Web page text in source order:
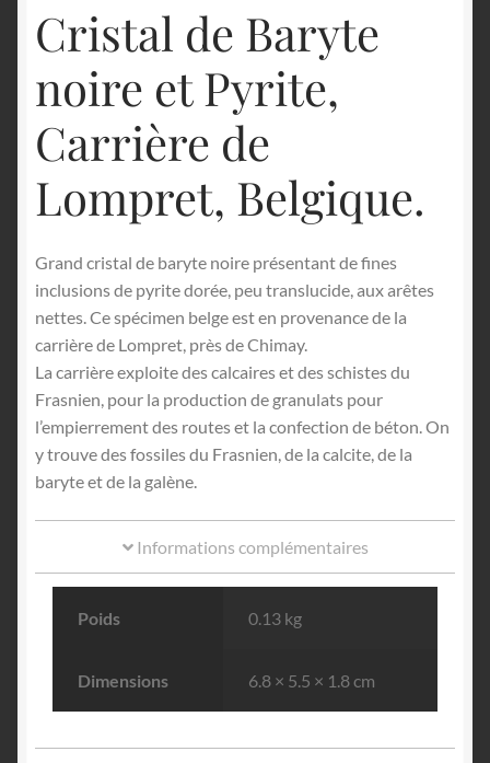
Cristal de Baryte
noire et Pyrite,
Carrière de
Lompret, Belgique.
Grand cristal de baryte noire présentant de fines
inclusions de pyrite dorée, peu translucide, aux arêtes
nettes. Ce spécimen belge est en provenance de la
carrière de Lompret, près de Chimay.
La carrière exploite des calcaires et des schistes du
Frasnien, pour la production de granulats pour
l’empierrement des routes et la confection de béton. On
y trouve des fossiles du Frasnien, de la calcite, de la
baryte et de la galène.
Informations complémentaires
Poids 0.13 kg
Dimensions 6.8 × 5.5 × 1.8 cm